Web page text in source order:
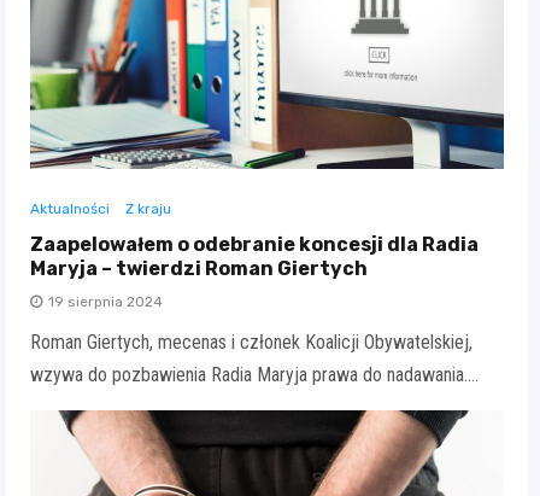
Aktualności Z kraju
Zaapelowałem o odebranie koncesji dla Radia
Maryja – twierdzi Roman Giertych
19 sierpnia 2024
Roman Giertych, mecenas i członek Koalicji Obywatelskiej,
wzywa do pozbawienia Radia Maryja prawa do nadawania.…